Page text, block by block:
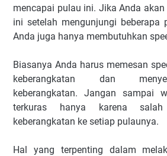
mencapai pulau ini. Jika Anda
ini setelah mengunjungi beberapa
Anda juga hanya membutuhkan
Biasanya Anda harus memesan
keberangkatan dan
keberangkatan. Jangan sampai
terkuras hanya karena
keberangkatan ke setiap pulaunya.
Hal yang terpenting dalam